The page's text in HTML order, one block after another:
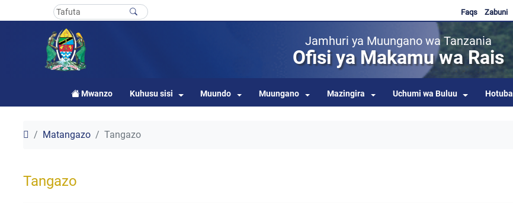
Faqs Zabuni
Jamhuri ya Muungano wa Tanzania
Ofisi ya Makamu wa Rais
Mwanzo Kuhusu sisi Muundo Muungano Mazingira Uchumi wa Buluu Hotuba
Matangazo Tangazo
Tangazo